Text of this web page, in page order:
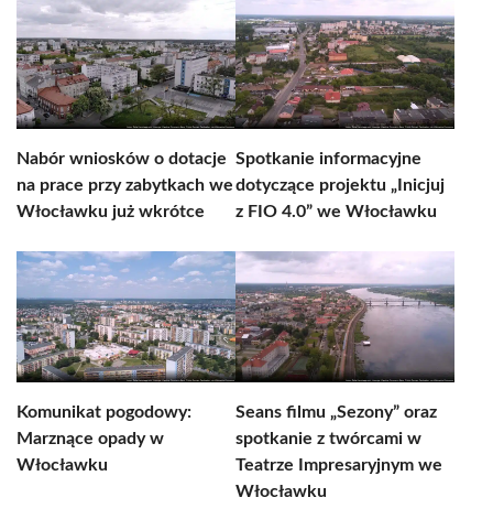
Nabór wniosków o dotacje
na prace przy zabytkach we
Włocławku już wkrótce
Spotkanie informacyjne
dotyczące projektu „Inicjuj
z FIO 4.0” we Włocławku
Komunikat pogodowy:
Marznące opady w
Włocławku
Seans filmu „Sezony” oraz
spotkanie z twórcami w
Teatrze Impresaryjnym we
Włocławku